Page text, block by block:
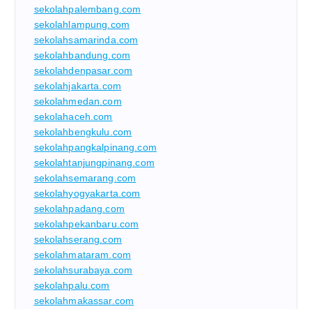
sekolahpalembang.com
sekolahlampung.com
sekolahsamarinda.com
sekolahbandung.com
sekolahdenpasar.com
sekolahjakarta.com
sekolahmedan.com
sekolahaceh.com
sekolahbengkulu.com
sekolahpangkalpinang.com
sekolahtanjungpinang.com
sekolahsemarang.com
sekolahyogyakarta.com
sekolahpadang.com
sekolahpekanbaru.com
sekolahserang.com
sekolahmataram.com
sekolahsurabaya.com
sekolahpalu.com
sekolahmakassar.com